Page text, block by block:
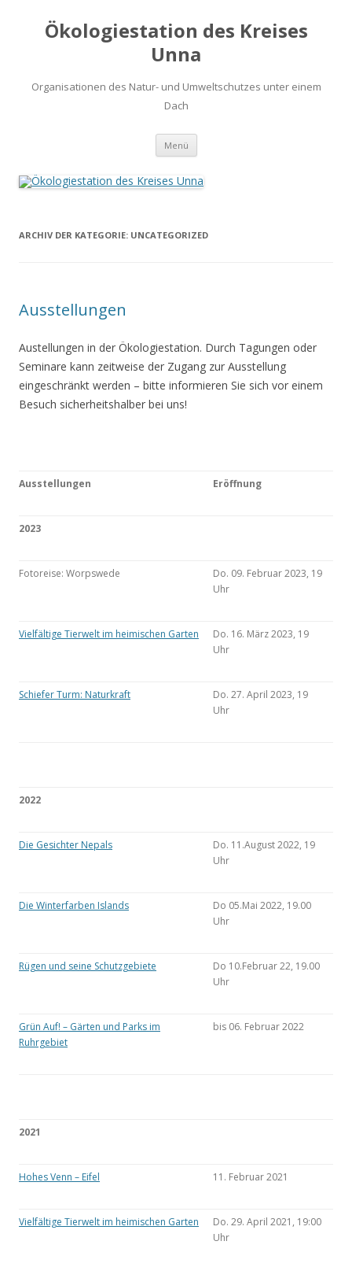
Ökologiestation des Kreises
Unna
Organisationen des Natur- und Umweltschutzes unter einem
Dach
Menü Zum
springen
ARCHIV DER KATEGORIE: UNCATEGORIZED
Ausstellungen
Austellungen in der Ökologiestation. Durch Tagungen oder
Seminare kann zeitweise der Zugang zur Ausstellung
eingeschränkt werden – bitte informieren Sie sich vor einem
Besuch sicherheitshalber bei uns!
Ausstellungen Eröffnung
2023
Fotoreise: Worpswede
Do. 09. Februar 2023, 19
Uhr
Vielfältige Tierwelt im heimischen Garten
Do. 16. März 2023, 19
Uhr
Schiefer Turm: Naturkraft
Do. 27. April 2023, 19
Uhr
2022
Die Gesichter Nepals
Do. 11.August 2022, 19
Uhr
Die Winterfarben Islands
Do 05.Mai 2022, 19.00
Uhr
Rügen und seine Schutzgebiete
Do 10.Februar 22, 19.00
Uhr
Grün Auf! – Gärten und Parks im
Ruhrgebiet
bis 06. Februar 2022
2021
Hohes Venn – Eifel 11. Februar 2021
Vielfältige Tierwelt im heimischen Garten
Do. 29. April 2021, 19:00
Uhr